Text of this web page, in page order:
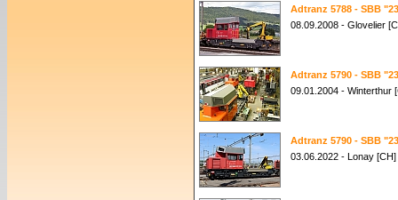
Adtranz 5788 - SBB
08.09.2008 - Glovelier
Adtranz 5790 - SBB
09.01.2004 - Winterthur
Adtranz 5790 - SBB
03.06.2022 - Lonay [CH]